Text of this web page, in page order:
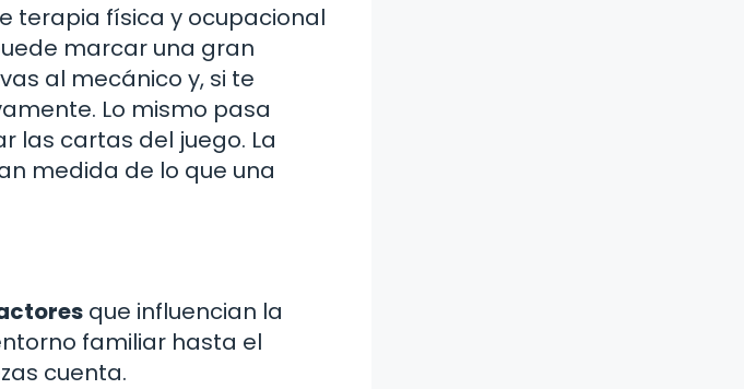
terapia física y ocupacional
marcar una gran
al mecánico y, si te
Lo mismo pasa
las cartas del juego. La
medida de lo que una
que influencian la
familiar hasta el
cuenta.